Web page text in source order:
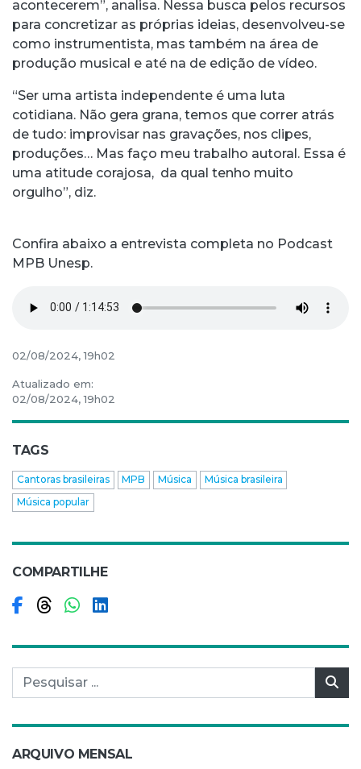
acontecerem”, analisa. Nessa busca pelos recursos
para concretizar as próprias ideias, desenvolveu-se
como instrumentista, mas também na área de
produção musical e até na de edição de vídeo.
“Ser uma artista independente é uma luta
cotidiana. Não gera grana, temos que correr atrás
de tudo: improvisar nas gravações, nos clipes,
produções… Mas faço meu trabalho autoral. Essa é
uma atitude corajosa, da qual tenho muito
orgulho”, diz.
Confira abaixo a entrevista completa no Podcast
MPB Unesp.
02/08/2024, 19h02
Atualizado em:
02/08/2024, 19h02
TAGS
Cantoras brasileiras MPB Música
Música brasileira
Música popular
COMPARTILHE
Compartilhar no Facebook
Compartilhar no Threads
Compartilhar no WhatsApp
Compartilhar no LinkedIn
Pesquisar por:
ARQUIVO MENSAL